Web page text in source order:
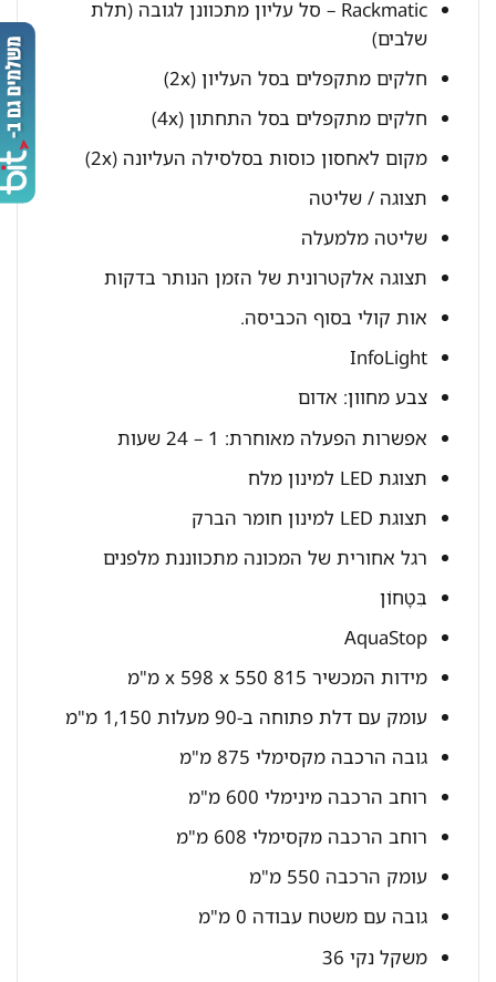
Rackmatic – סל עליון מתכוונן לגובה (תלת
שלבים)
חלקים מתקפלים בסל העליון (2x)
חלקים מתקפלים בסל התחתון (4x)
מקום לאחסון כוסות בסלסילה העליונה (2x)
תצוגה / שליטה
שליטה מלמעלה
תצוגה אלקטרונית של הזמן הנותר בדקות
אות קולי בסוף הכביסה.
InfoLight
צבע מחוון: אדום
אפשרות הפעלה מאוחרת: 1 – 24 שעות
תצוגת LED למינון מלח
תצוגת LED למינון חומר הברק
רגל אחורית של המכונה מתכווננת מלפנים
בִּטָחוֹן
AquaStop
מידות המכשיר 815 x 598 x 550 מ"מ
עומק עם דלת פתוחה ב-90 מעלות 1,150 מ"מ
גובה הרכבה מקסימלי 875 מ"מ
רוחב הרכבה מינימלי 600 מ"מ
רוחב הרכבה מקסימלי 608 מ"מ
עומק הרכבה 550 מ"מ
גובה עם משטח עבודה 0 מ"מ
משקל נקי 36